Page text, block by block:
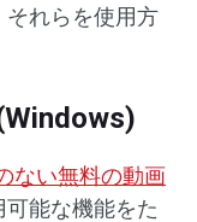
れらを使用方
ない無料の動画
能な機能をた